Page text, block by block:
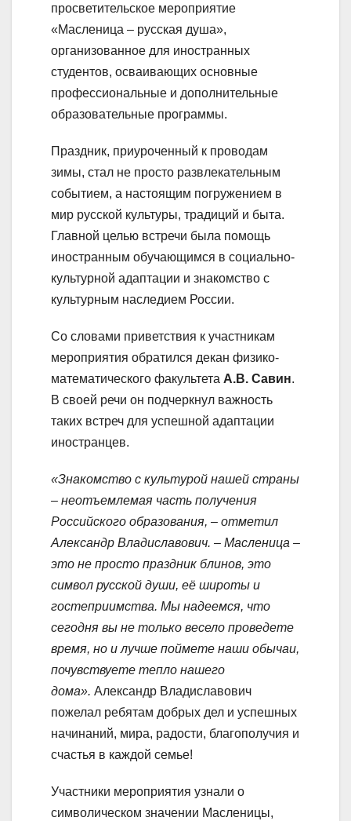
просветительское мероприятие
«Масленица – русская душа»,
организованное для иностранных
студентов, осваивающих основные
профессиональные и дополнительные
образовательные программы.
Праздник, приуроченный к проводам
зимы, стал не просто развлекательным
событием, а настоящим погружением в
мир русской культуры, традиций и быта.
Главной целью встречи была помощь
иностранным обучающимся в социально-
культурной адаптации и знакомство с
культурным наследием России.
Со словами приветствия к участникам
мероприятия обратился декан физико-
математического факультета А.В. Савин.
В своей речи он подчеркнул важность
таких встреч для успешной адаптации
иностранцев.
«Знакомство с культурой нашей страны
– неотъемлемая часть получения
Российского образования, – отметил
Александр Владиславович. – Масленица –
это не просто праздник блинов, это
символ русской души, её широты и
гостеприимства. Мы надеемся, что
сегодня вы не только весело проведете
время, но и лучше поймете наши обычаи,
почувствуете тепло нашего
дома». Александр Владиславович
пожелал ребятам добрых дел и успешных
начинаний, мира, радости, благополучия и
счастья в каждой семье!
Участники мероприятия узнали о
символическом значении Масленицы,